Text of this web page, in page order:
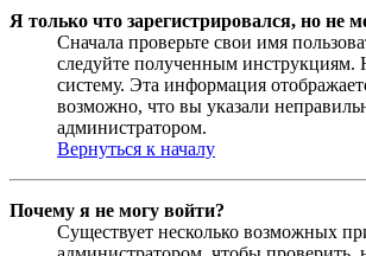
Я только что зарегистрировался, но не
Сначала проверьте свои имя
следуйте полученным инструкциям.
систему. Эта информация
возможно, что вы указали
администратором.
Вернуться к началу
Почему я не могу войти?
Существует несколько возможных